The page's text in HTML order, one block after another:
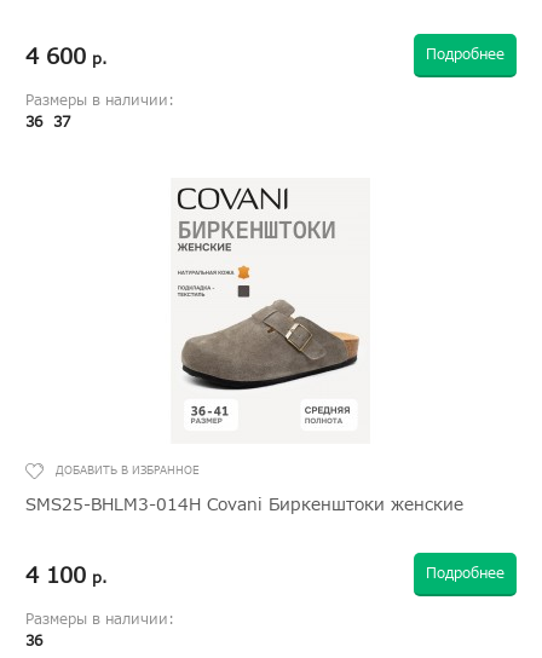
4 600 р. Подробнее
Размеры в наличии:
36 37
SMS25-BHLM3-014H Covani Биркенштоки женские
4 100 р. Подробнее
Размеры в наличии:
36